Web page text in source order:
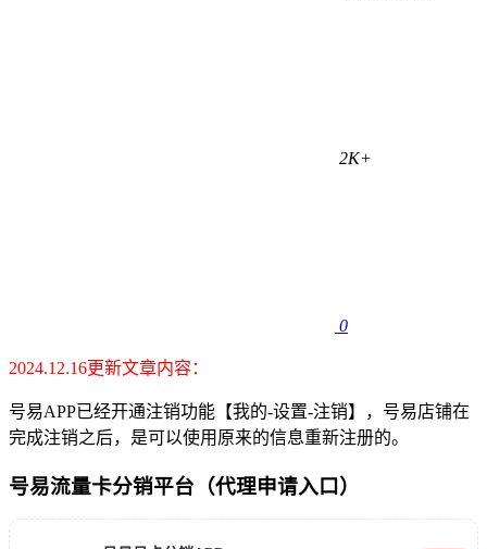
2K+
0
2024.12.16更新文章内容：
号易APP已经开通注销功能【我的-设置-注销】，号易店铺在
完成注销之后，是可以使用原来的信息重新注册的。
号易流量卡分销平台（代理申请入口）